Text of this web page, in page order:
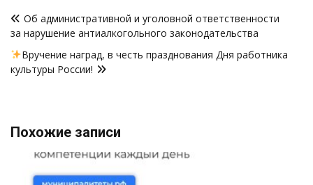
по
записям
Об административной и уголовной ответственности
за нарушение антиалкогольного законодательства
Вручение наград, в честь празднования Дня работника
культуры России!
Похожие записи